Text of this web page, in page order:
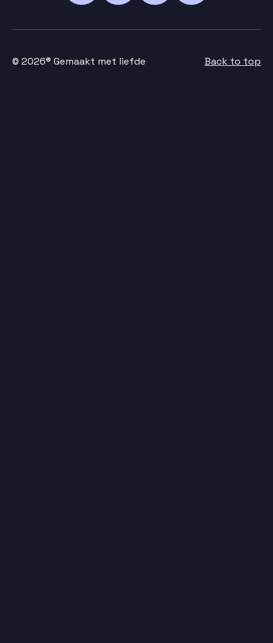
© 2026® Gemaakt met liefde Back to top